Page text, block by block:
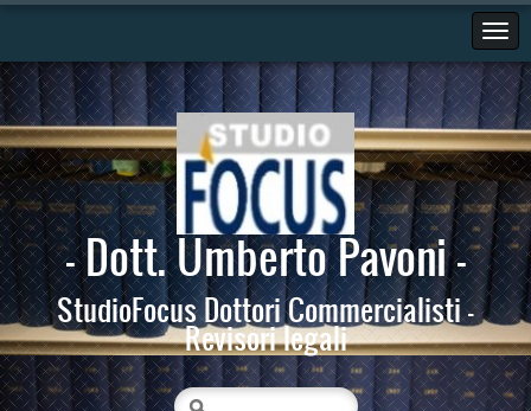
- Dott. Umberto Pavoni -
StudioFocus Dottori Commercialisti -
Revisori legali